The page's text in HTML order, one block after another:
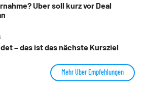
Uber soll kurz vor Deal
– das ist das nächste Kursziel
Mehr Uber Empfehlungen